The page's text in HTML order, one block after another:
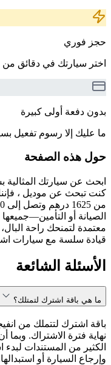
حجز فوري
اختر سيارتك في دقائق من
بدون دفعة أولى كبيرة
ما عليك إلا رسوم تفعيل
حول هذه الصفحة
ابحث عن سيارتك المثالية
كنت تبحث عن موديل ،
الصيانة أو
معتمدة لتمنحك راحة
قيادة سلسة مع سيارات
الأسئلة الشائعة
ما هي باقة اشترك لتمتلك؟
باقة اشترك لتتملك من
نهاية فترة الاشتراك.
الكثير من المستندات
وإرجاع السيارة أو